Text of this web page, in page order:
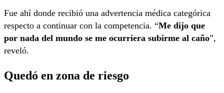
Fue ahí donde recibió una advertencia médica categórica
respecto a continuar con la competencia. “Me dijo que
por nada del mundo se me ocurriera subirme al caño”,
reveló.
Quedó en zona de riesgo